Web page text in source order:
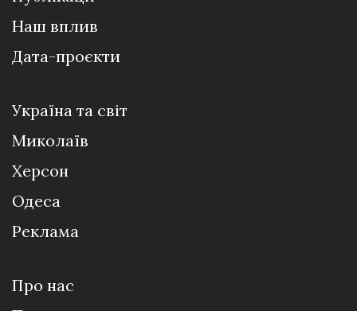
Наш вплив
Дата-проєкти
Україна та світ
Миколаїв
Херсон
Одеса
Реклама
Про нас